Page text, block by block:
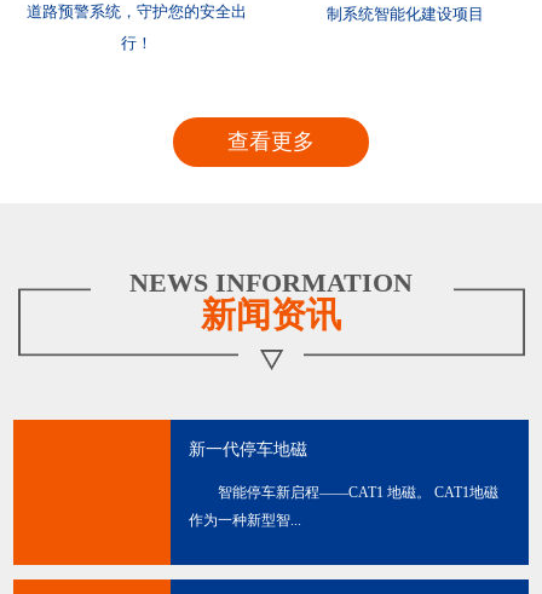
道路预警系统，守护您的安全出
行！
制系统智能化建设项目
查看更多
NEWS INFORMATION
新闻资讯
新一代停车地磁
智能停车新启程——CAT1 地磁。 CAT1地磁
作为一种新型智...